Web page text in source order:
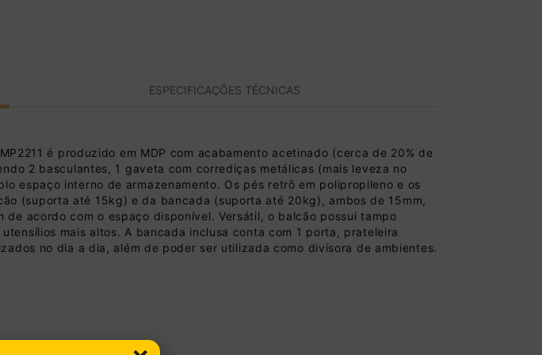
ESPECIFICAÇÕES TÉCNICAS
é produzido em MDP com acabamento acetinado (cerca de 20% de
2 basculantes, 1 gaveta com corrediças metálicas (mais leveza no
espaço interno de armazenamento. Os pés retrô em polipropileno e os
(suporta até 15kg) e da bancada (suporta até 20kg), ambos de 15mm,
acordo com o espaço disponível. Versátil, o balcão possui tampo
mais altos. A bancada inclusa conta com 1 porta, prateleira
no dia a dia, além de poder ser utilizada como divisora de ambientes.